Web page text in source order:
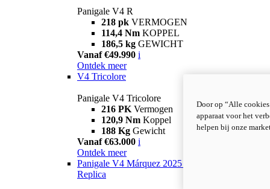
Panigale V4 R
218 pk VERMOGEN
114,4 Nm KOPPEL
186,5 kg GEWICHT
Vanaf €49.990 i
Ontdek meer
V4 Tricolore
Panigale V4 Tricolore
216 PK Vermogen
120,9 Nm Koppel
188 Kg Gewicht
Vanaf €63.000 i
Ontdek meer
Panigale V4 Márquez 2025 World Champion
Replica
Door op “Alle
apparaat voor het
helpen bij onze